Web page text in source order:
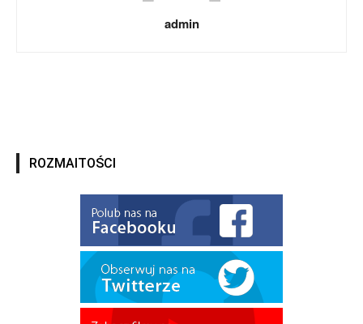
admin
ROZMAITOŚCI